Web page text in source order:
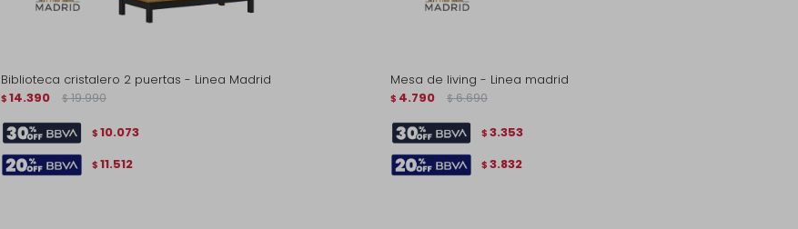
Biblioteca cristalero 2 puertas - Linea Madrid
$ 14.390 $ 19.990
$ 10.073
$ 11.512
Mesa de living - Linea madrid
$ 4.790 $ 6.690
$ 3.353
$ 3.832